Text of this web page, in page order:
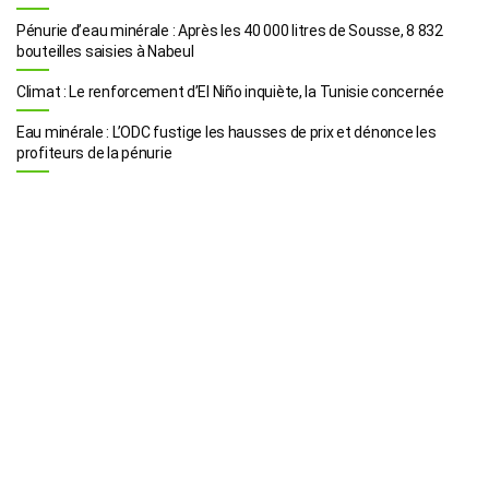
Pénurie d’eau minérale : Après les 40 000 litres de Sousse, 8 832
bouteilles saisies à Nabeul
Climat : Le renforcement d’El Niño inquiète, la Tunisie concernée
Eau minérale : L’ODC fustige les hausses de prix et dénonce les
profiteurs de la pénurie